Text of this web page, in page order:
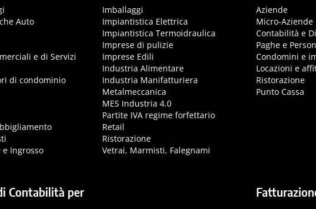
Auto
e di Servizi
di condominio
Ingrosso
Imballaggi
Impiantistica Elettrica
Impiantistica Termoidraulica
Imprese di pulizie
Imprese Edili
Industria Alimentare
Industria Manifatturiera
Metalmeccanica
MES Industria 4.0
Partite IVA regime forfettario
Retail
Ristorazione
Vetrai, Marmisti, Falegnami
Aziende
Micro-Aziende
Contabilità e
Paghe e
Condomini e
Locazioni e
Ristorazione
Punto Cassa
Contabilità per